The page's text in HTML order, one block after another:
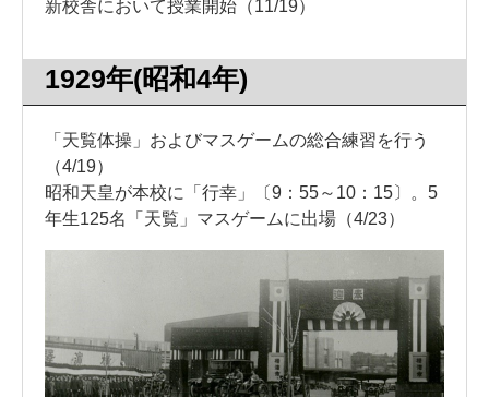
新校舎において授業開始（11/19）
1929年(昭和4年)
「天覧体操」およびマスゲームの総合練習を行う
（4/19）
昭和天皇が本校に「行幸」〔9：55～10：15〕。5
年生125名「天覧」マスゲームに出場（4/23）